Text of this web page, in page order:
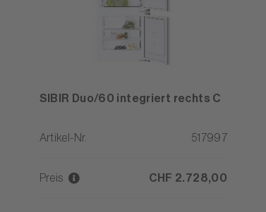
SIBIR Duo/60 integriert rechts C
Artikel-Nr. 517997
Preis CHF 2.728,00